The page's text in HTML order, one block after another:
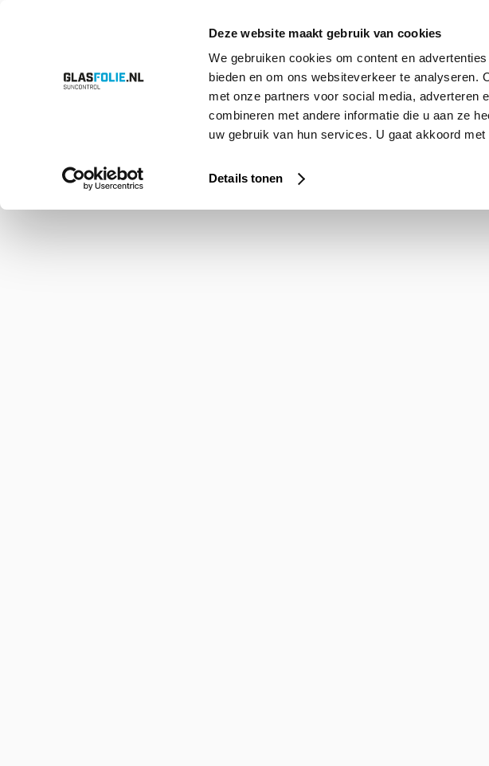
Deze website maakt gebruik van cookies
We gebruiken cookies om content en
bieden en om ons websiteverkeer te analyseren.
met onze partners voor social media, adverteren
combineren met andere informatie die u aan ze
uw gebruik van hun services. U gaat akkoord
Details tonen
Overslaan
ProductenOplossingen ProjectenReferentiesOver ons ContactFAQ